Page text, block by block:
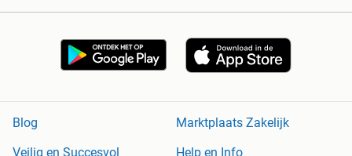
Blog
Marktplaats Zakelijk
Veilig en Succesvol
Help en Info